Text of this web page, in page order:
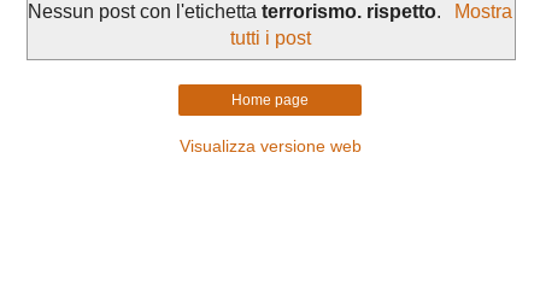
Nessun post con l'etichettaterrorismo. rispetto.
Mostra
tutti i post
Home page
Visualizza versione web